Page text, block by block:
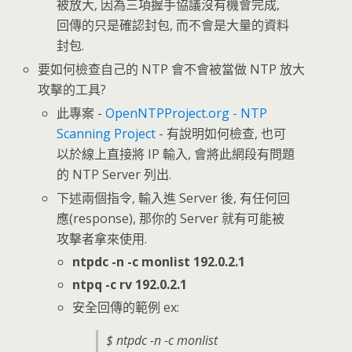
被放大, 因為三項握手協議沒有機會完成,
回傳的只是確認封包, 而不會是大量的資料
封包.
要如何檢查自己的 NTP 會不會被當做 NTP 放大
攻擊的工具?
此專案 -OpenNTPProject.org - NTP
Scanning Project - 有說明如何檢查, 也可
以於線上直接將 IP 輸入, 會將此網段有問題
的 NTP Server 列出.
下述兩個指令, 輸入進 Server 後, 有任何回
應(response), 那你的 Server 就有可能被
攻擊者拿來使用.
ntpdc -n -c monlist 192.0.2.1
ntpq -c rv 192.0.2.1
安全回傳的範例 ex:
$ ntpdc -n -c monlist